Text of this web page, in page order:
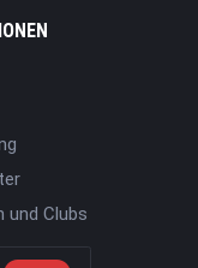
und Clubs